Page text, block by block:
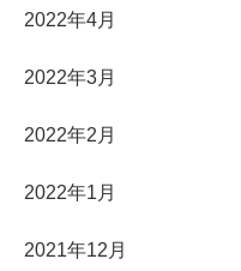
2022年4月
2022年3月
2022年2月
2022年1月
2021年12月